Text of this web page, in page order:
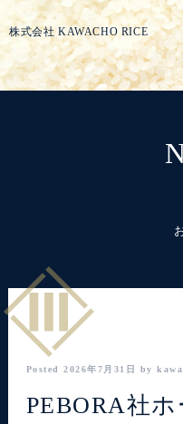
株式会社 KAWACHO RICE
Posted2026年7月31日 by
PEBORA社